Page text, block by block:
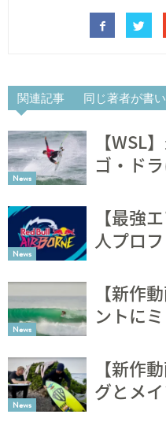
関連記事 同じ著者が書
News
【WSL
ゴ・ド
News
【最強
人プロ
News
【新作
ントに
News
【新作
グとメ